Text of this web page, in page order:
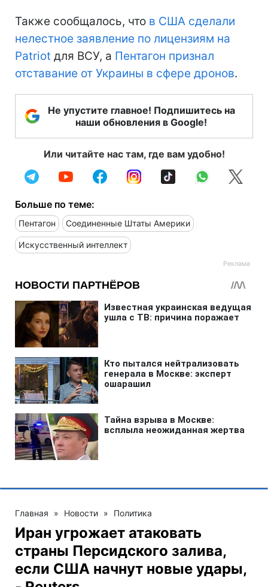
Также сообщалось, что в США сделали
нелестное заявление по лицензиям на
Patriot для ВСУ, а Пентагон признал
отставание от Украины в сфере дронов.
Не упустите главное! Подпишитесь на
наши обновления в Google!
Или читайте нас там, где вам удобно!
Больше по теме:
Пентагон Соединенные Штаты Америки
Искусственный интеллект
Главная » Новости » Политика
Иран угрожает атаковать
страны Персидского залива,
если США начнут новые удары,